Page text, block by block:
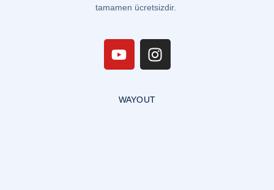
tamamen ücretsizdir.
WAYOUT